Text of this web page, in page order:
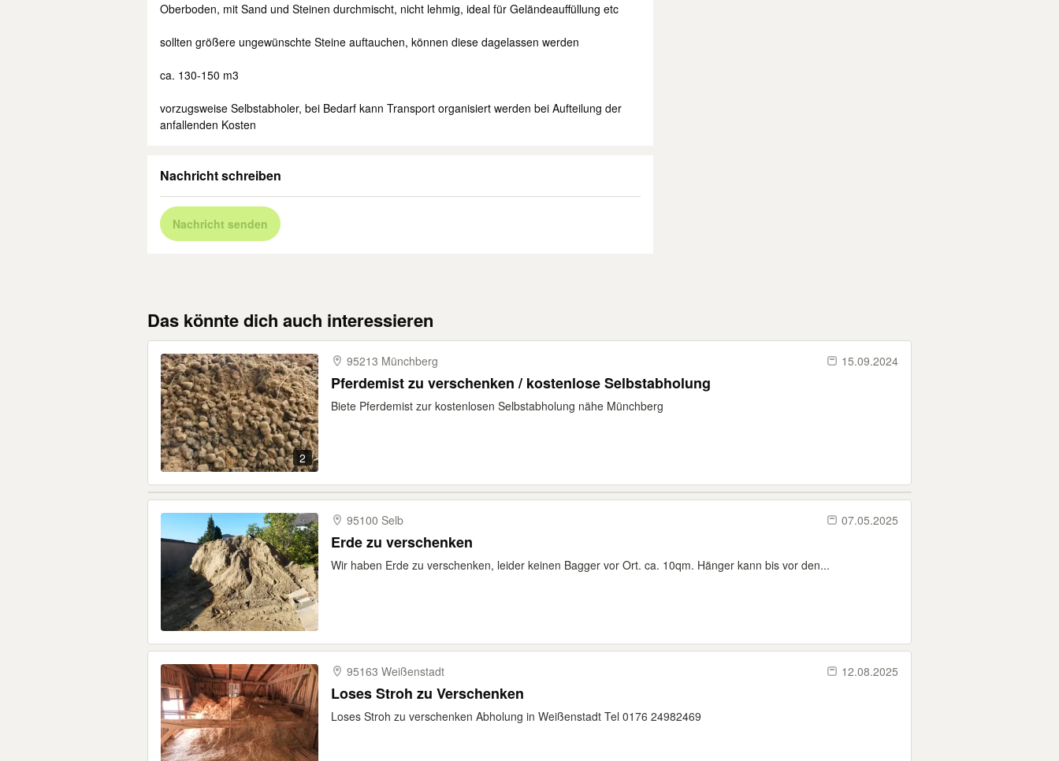
Oberboden, mit Sand und Steinen durchmischt, nicht lehmig, ideal für Geländeauffüllung etc
sollten größere ungewünschte Steine auftauchen, können diese dagelassen werden
ca. 130-150 m3
vorzugsweise Selbstabholer, bei Bedarf kann Transport organisiert werden bei Aufteilung der
anfallenden Kosten
Nachricht schreiben
Nachricht senden
Das könnte dich auch interessieren
2
95213 Münchberg 15.09.2024
Pferdemist zu verschenken / kostenlose Selbstabholung
Biete Pferdemist zur kostenlosen Selbstabholung nähe Münchberg
95100 Selb 07.05.2025
Erde zu verschenken
Wir haben Erde zu verschenken, leider keinen Bagger vor Ort. ca. 10qm. Hänger kann bis vor den...
95163 Weißenstadt 12.08.2025
Loses Stroh zu Verschenken
Loses Stroh zu verschenken Abholung in Weißenstadt Tel 0176 24982469